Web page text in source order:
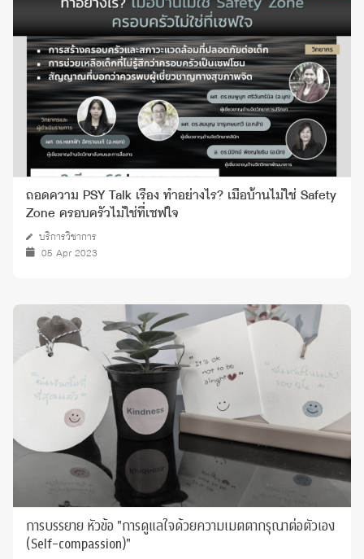
ถอดความ PSY Talk เรื่อง ทำอย่างไร? เมื่อบ้านไม่ใช่ Safety
Zone ครอบครัวไม่ใช่ที่เซฟใจ
บริการวิชาการ
05 Apr 2023
การบรรยาย หัวข้อ "การดูแลใจด้วยความเมตตากรุณาต่อตัวเอง
(Self-compassion)"